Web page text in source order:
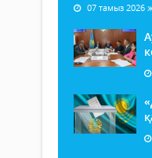
07 тамыз 2026